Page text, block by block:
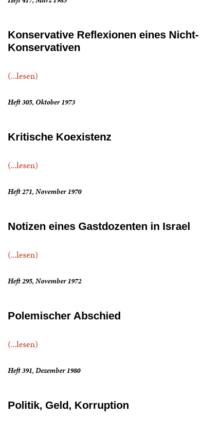
Konservative Reflexionen eines Nicht-
Konservativen
(...lesen)
Heft 305, Oktober 1973
Kritische Koexistenz
(...lesen)
Heft 271, November 1970
Notizen eines Gastdozenten in Israel
(...lesen)
Heft 295, November 1972
Polemischer Abschied
(...lesen)
Heft 391, Dezember 1980
Politik, Geld, Korruption